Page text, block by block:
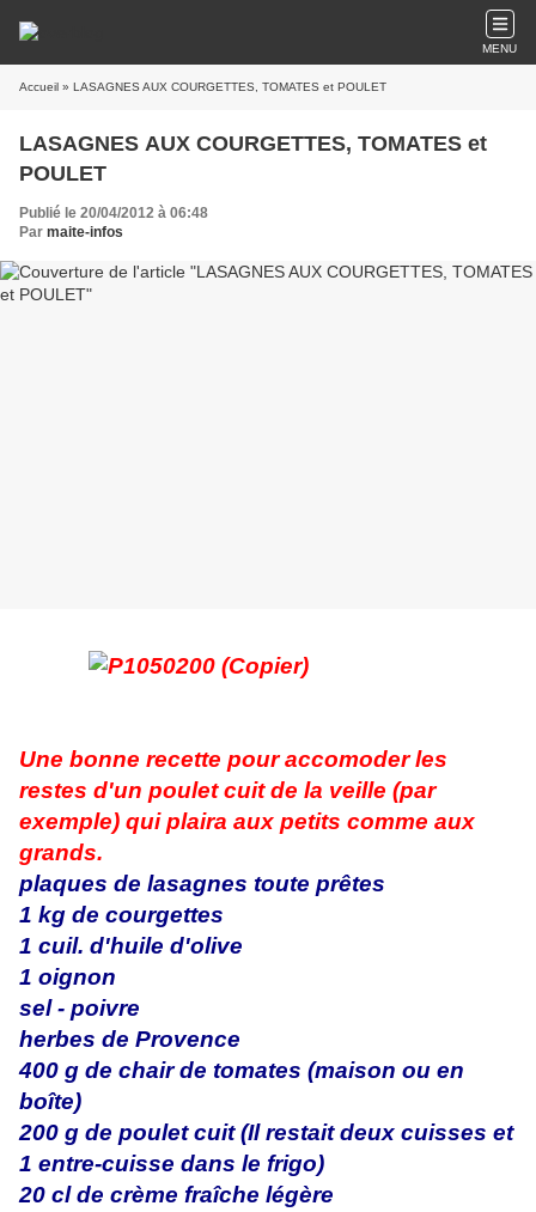
MENU
Accueil » LASAGNES AUX COURGETTES, TOMATES et POULET
LASAGNES AUX COURGETTES, TOMATES et
POULET
Publié le 20/04/2012 à 06:48
Par maite-infos
Une bonne recette pour accomoder les
restes d'un poulet cuit de la veille (par
exemple) qui plaira aux petits comme aux
grands.
plaques de lasagnes toute prêtes
1 kg de courgettes
1 cuil. d'huile d'olive
1 oignon
sel - poivre
herbes de Provence
400 g de chair de tomates (maison ou en
boîte)
200 g de poulet cuit (Il restait deux cuisses et
1 entre-cuisse dans le frigo)
20 cl de crème fraîche légère